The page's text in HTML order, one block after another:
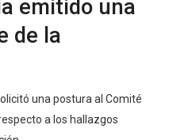
emitido una
de la
una postura al Comité
a los hallazgos